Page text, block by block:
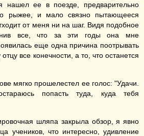
нашел ее в поезде, предварительно
рыжее, и мало связно пытающееся
от меня ни на шаг. Видя подобное
все, что за эти годы она мне
еще одна причина поотрывать
все конечности, а то, что останется
мягко прошелестел ее голос: "Удачи.
попасть туда, куда тебя
шляпа закрыла обзор, я явно
учеников, что интересно, удивление